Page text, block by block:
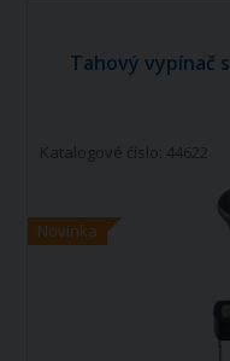
Tahový vypínač
Novinka
Katalogové číslo: 44622